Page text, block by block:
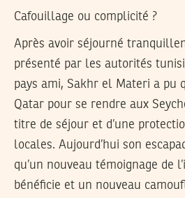
Cafouillage ou complicité ?
Après avoir séjourné
présenté par les autorités
pays ami, Sakhr el Materi a pu
Qatar pour se rendre aux
titre de séjour et d’une
locales. Aujourd’hui son
qu’un nouveau témoignage de
bénéficie et un nouveau